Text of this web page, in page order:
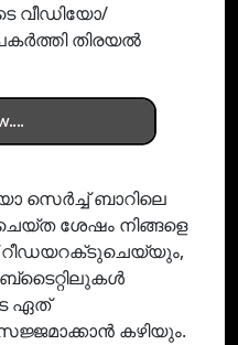
വീഡിയോ/
തിരയൽ
ബാറിലെ
ശേഷം നിങ്ങളെ
റീഡയറക്‌ടുചെയ്യും,
ഏത്
കഴിയും.